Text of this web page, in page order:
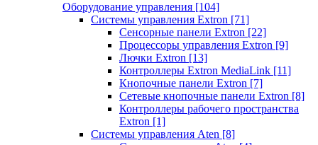
Оборудование управления [104]
Системы управления Extron [71]
Сенсорные панели Extron [22]
Процессоры управления Extron [9]
Лючки Extron [13]
Контроллеры Extron MediaLink [11]
Кнопочные панели Extron [7]
Сетевые кнопочные панели Extron [8]
Контроллеры рабочего пространства
Extron [1]
Системы управления Aten [8]